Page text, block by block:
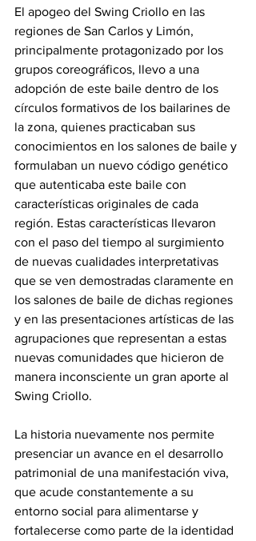
El apogeo del Swing Criollo en las
regiones de San Carlos y Limón,
principalmente protagonizado por los
grupos coreográficos, llevo a una
adopción de este baile dentro de los
círculos formativos de los bailarines de
la zona, quienes practicaban sus
conocimientos en los salones de baile y
formulaban un nuevo código genético
que autenticaba este baile con
características originales de cada
región. Estas características llevaron
con el paso del tiempo al surgimiento
de nuevas cualidades interpretativas
que se ven demostradas claramente en
los salones de baile de dichas regiones
y en las presentaciones artísticas de las
agrupaciones que representan a estas
nuevas comunidades que hicieron de
manera inconsciente un gran aporte al
Swing Criollo.
La historia nuevamente nos permite
presenciar un avance en el desarrollo
patrimonial de una manifestación viva,
que acude constantemente a su
entorno social para alimentarse y
fortalecerse como parte de la identidad